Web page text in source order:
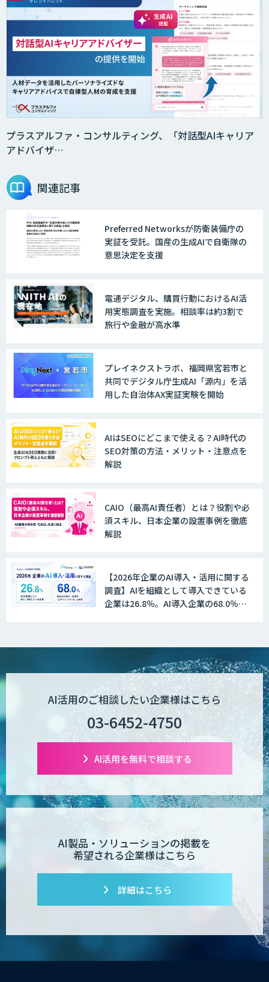
RAGデータ作成ツール
ニーズを理解する対話型AIエージェント
「AI’mON for 展示会」
Web接客を進化させる対話型AIエージェ
ント「AI’mON for WEB」
生成AI研修サービス「CCAL研修」
ートキャンプ」
AIガイドライン策定コンサルティング
AI駆動開発エキスパート 育成プログラム
DX推進のパートナーに「ジンベイ 生成
AI・DXコンサルティング」
Dify構築サービス
生成AI×業務改善研修 ベーシックプラン
【特許調査特化】生成AI構築サービス
対話型AI×データ分析で顧客接点を革新
する
プラスアルファ・コンサルティング、「対話型AIキャリア
アドバイザ…
関連記事
Preferred Networksが防衛装備庁の
実証を受託。国産の生成AIで自衛隊の
意思決定を支援
電通デジタル、購買行動におけるAI活
用実態調査を実施。相談率は約3割で
旅行や金融が高水準
プレイネクストラボ、福岡県宮若市と
共同でデジタル庁生成AI「源内」を活
用した自治体AX実証実験を開始
AIはSEOにどこまで使える？AI時代の
SEO対策の方法・メリット・注意点を
解説
CAIO（最高AI責任者）とは？役割や必
須スキル、日本企業の設置事例を徹底
解説
【2026年企業のAI導入・活用に関する
調査】AIを組織として導入できている
企業は26.8％。AI導入企業の68.0％
AI活用のご相談したい企業様はこちら
03-6452-4750
AI活用を無料で相談する
AI製品・ソリューションの掲載を
希望される企業様はこちら
詳細はこちら